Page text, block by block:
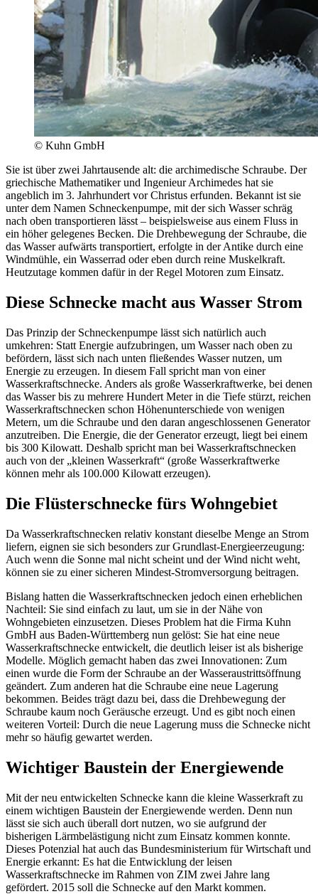
© Kuhn GmbH
Sie ist über zwei Jahrtausende alt: die archimedische Schraube. Der
griechische Mathematiker und Ingenieur Archimedes hat sie
angeblich im 3. Jahrhundert vor Christus erfunden. Bekannt ist sie
unter dem Namen Schneckenpumpe, mit der sich Wasser schräg
nach oben transportieren lässt – beispielsweise aus einem Fluss in
ein höher gelegenes Becken. Die Drehbewegung der Schraube, die
das Wasser aufwärts transportiert, erfolgte in der Antike durch eine
Windmühle, ein Wasserrad oder eben durch reine Muskelkraft.
Heutzutage kommen dafür in der Regel Motoren zum Einsatz.
Diese Schnecke macht aus Wasser Strom
Das Prinzip der Schneckenpumpe lässt sich natürlich auch
umkehren: Statt Energie aufzubringen, um Wasser nach oben zu
befördern, lässt sich nach unten fließendes Wasser nutzen, um
Energie zu erzeugen. In diesem Fall spricht man von einer
Wasserkraftschnecke. Anders als große Wasserkraftwerke, bei denen
das Wasser bis zu mehrere Hundert Meter in die Tiefe stürzt, reichen
Wasserkraftschnecken schon Höhenunterschiede von wenigen
Metern, um die Schraube und den daran angeschlossenen Generator
anzutreiben. Die Energie, die der Generator erzeugt, liegt bei einem
bis 300 Kilowatt. Deshalb spricht man bei Wasserkraftschnecken
auch von der „kleinen Wasserkraft“ (große Wasserkraftwerke
können mehr als 100.000 Kilowatt erzeugen).
Die Flüsterschnecke fürs Wohngebiet
Da Wasserkraftschnecken relativ konstant dieselbe Menge an Strom
liefern, eignen sie sich besonders zur Grundlast-Energieerzeugung:
Auch wenn die Sonne mal nicht scheint und der Wind nicht weht,
können sie zu einer sicheren Mindest-Stromversorgung beitragen.
Bislang hatten die Wasserkraftschnecken jedoch einen erheblichen
Nachteil: Sie sind einfach zu laut, um sie in der Nähe von
Wohngebieten einzusetzen. Dieses Problem hat die Firma Kuhn
GmbH aus Baden-Württemberg nun gelöst: Sie hat eine neue
Wasserkraftschnecke entwickelt, die deutlich leiser ist als bisherige
Modelle. Möglich gemacht haben das zwei Innovationen: Zum
einen wurde die Form der Schraube an der Wasseraustrittsöffnung
geändert. Zum anderen hat die Schraube eine neue Lagerung
bekommen. Beides trägt dazu bei, dass die Drehbewegung der
Schraube kaum noch Geräusche erzeugt. Und es gibt noch einen
weiteren Vorteil: Durch die neue Lagerung muss die Schnecke nicht
mehr so häufig gewartet werden.
Wichtiger Baustein der Energiewende
Mit der neu entwickelten Schnecke kann die kleine Wasserkraft zu
einem wichtigen Baustein der Energiewende werden. Denn nun
lässt sie sich auch überall dort nutzen, wo sie aufgrund der
bisherigen Lärmbelästigung nicht zum Einsatz kommen konnte.
Dieses Potenzial hat auch das Bundesministerium für Wirtschaft und
Energie erkannt: Es hat die Entwicklung der leisen
Wasserkraftschnecke im Rahmen von ZIM zwei Jahre lang
gefördert. 2015 soll die Schnecke auf den Markt kommen.